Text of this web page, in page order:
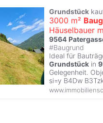
Grundstück
3000 m²
Häuselbauer
9564
#Baugrund
Ideal für
Grundstück in
Gelegenheit.
si=y B4Dw